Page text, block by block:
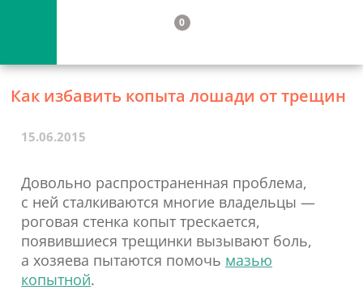
0
Как избавить копыта лошади от трещин
15.06.2015
Довольно распространенная проблема,
с ней сталкиваются многие владельцы —
роговая стенка копыт трескается,
появившиеся трещинки вызывают боль,
а хозяева пытаются помочь мазью
копытной.